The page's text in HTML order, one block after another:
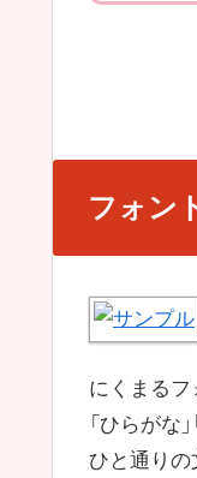
フォン
にくまるフ
「ひらがな
ひと通りの